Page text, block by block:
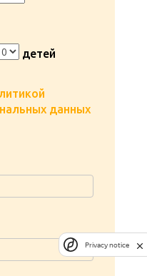
детей
данных
Privacy notice